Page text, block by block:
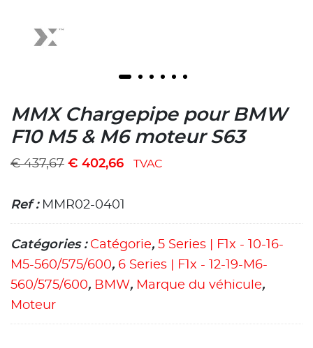
MMX Chargepipe pour BMW
F10 M5 & M6 moteur S63
€437,67 € 402,66 TVAC
Ref : MMR02-0401
Catégories : Catégorie, 5 Series | F1x - 10-16-
M5-560/575/600, 6 Series | F1x - 12-19-M6-
560/575/600, BMW, Marque du véhicule,
Moteur